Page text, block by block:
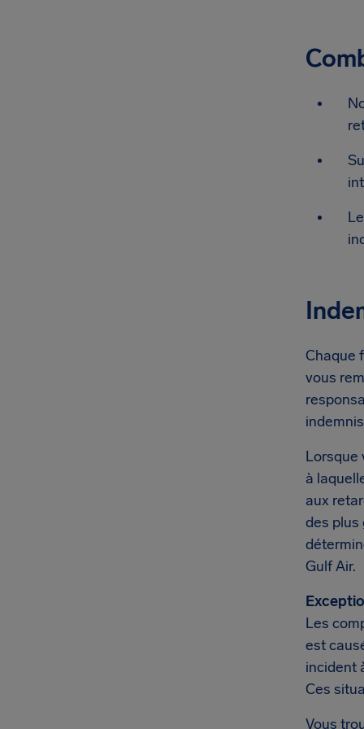
Chaque
vous
Lorsque
à
aux
des plus
Gulf Air.
Les
est
incident
Ces
Vous